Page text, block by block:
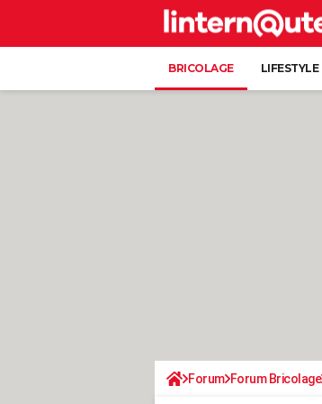
BRICOLAGE LIFESTYLE
Forum Forum Bricolage